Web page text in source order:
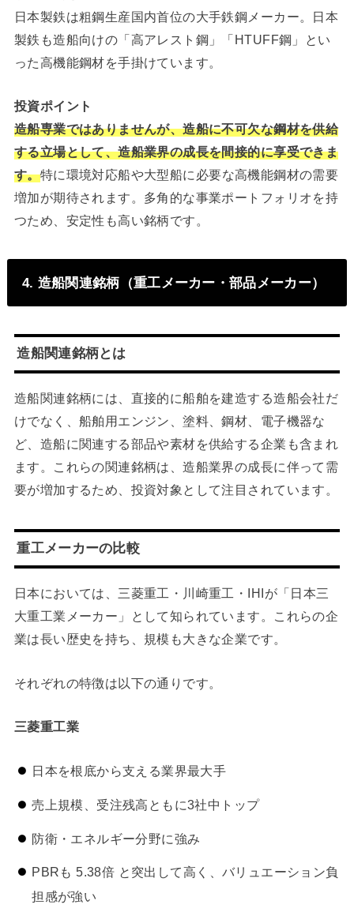
日本製鉄は粗鋼生産国内首位の大手鉄鋼メーカー。日本
製鉄も造船向けの「高アレスト鋼」「HTUFF鋼」とい
った高機能鋼材を手掛けています。
投資ポイント
造船専業ではありませんが、造船に不可欠な鋼材を供給
する立場として、造船業界の成長を間接的に享受できま
す。特に環境対応船や大型船に必要な高機能鋼材の需要
増加が期待されます。多角的な事業ポートフォリオを持
つため、安定性も高い銘柄です。
4. 造船関連銘柄（重工メーカー・部品メーカー）
造船関連銘柄とは
造船関連銘柄には、直接的に船舶を建造する造船会社だ
けでなく、船舶用エンジン、塗料、鋼材、電子機器な
ど、造船に関連する部品や素材を供給する企業も含まれ
ます。これらの関連銘柄は、造船業界の成長に伴って需
要が増加するため、投資対象として注目されています。
重工メーカーの比較
日本においては、三菱重工・川崎重工・IHIが「日本三
大重工業メーカー」として知られています。これらの企
業は長い歴史を持ち、規模も大きな企業です。
それぞれの特徴は以下の通りです。
三菱重工業
日本を根底から支える業界最大手
売上規模、受注残高ともに3社中トップ
防衛・エネルギー分野に強み
PBRも 5.38倍 と突出して高く、バリュエーション負
担感が強い